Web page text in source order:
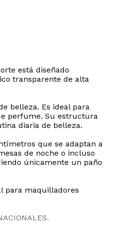
está diseñado
transparente de alta
belleza. Es ideal para
perfume. Su estructura
diaria de belleza.
que se adaptan a
de noche o incluso
únicamente un paño
para maquilladores